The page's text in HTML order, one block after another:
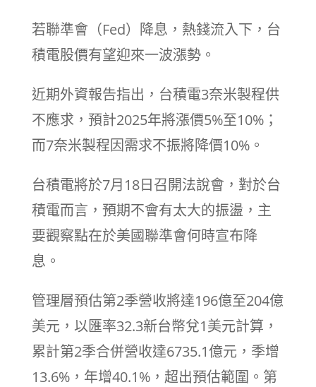
若聯準會（Fed）降息，熱錢流入下，台
積電股價有望迎來一波漲勢。
近期外資報告指出，台積電3奈米製程供
不應求，預計2025年將漲價5%至10%；
而7奈米製程因需求不振將降價10%。
台積電將於7月18日召開法說會，對於台
積電而言，預期不會有太大的振盪，主
要觀察點在於美國聯準會何時宣布降
息。
管理層預估第2季營收將達196億至204億
美元，以匯率32.3新台幣兌1美元計算，
累計第2季合併營收達6735.1億元，季增
13.6%，年增40.1%，超出預估範圍。第